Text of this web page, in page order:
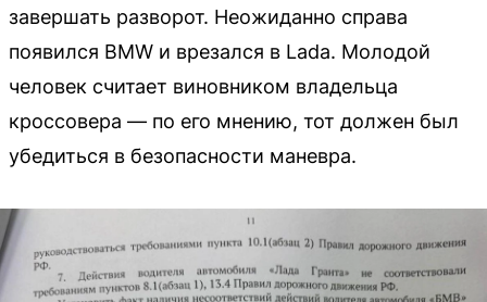
завершать разворот. Неожиданно справа
появился BMW и врезался в Lada. Молодой
человек считает виновником владельца
кроссовера — по его мнению, тот должен был
убедиться в безопасности маневра.